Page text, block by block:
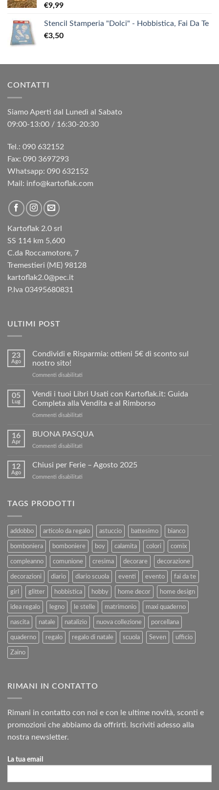
€9,99
Stencil Stamperia "Dolci" - Hobbistica, Fai Da Te
€3,50
CONTATTI
Siamo Aperti dal Lunedì al Sabato
09:00-13:00 / 16:30-20:30
Tel.: 090 632152
Fax: 090 3697293‬
Whatsapp: 090 632152
Mail: info@kartoflak.com
Kartoflak 2.0 srl
SS 114 km 5,600
C.da Roccamotore, 7
Tremestieri (ME) 98128
kartoflak2.0@pec.it
P.Iva 03495680831
ULTIMI POST
23
Ago
Condividi e Risparmia: ottieni 5€ di sconto sul
nostro sito!
Commenti disabilitati
Risparmia:
sconto
05
Lug
Vendi i tuoi Libri Usati con Kartoflak.it: Guida
Completa alla Vendita e al Rimborso
Commenti disabilitati
i
tuoi
con
Rimborso
16
Apr
BUONA PASQUA
Commenti disabilitati
PASQUA
12
Ago
Chiusi per Ferie – Agosto 2025
Commenti disabilitati
2025
TAGS PRODOTTI
addobbo articolo da regalo astuccio battesimo bianco
bomboniera bomboniere boy calamita colori comix
compleanno comunione cresima decorare decorazione
decorazioni diario diario scuola eventi evento fai da te
girl glitter hobbistica hobby home decor home design
idea regalo legno le stelle matrimonio maxi quaderno
nascita natale natalizio nuova collezione porcellana
quaderno regalo regalo di natale scuola Seven ufficio
Zaino
RIMANI IN CONTATTO
Rimani in contatto con noi e con le ultime novità, sconti e
promozioni che abbiamo da offrirti. Iscriviti adesso alla
nostra newsletter.
La tua email